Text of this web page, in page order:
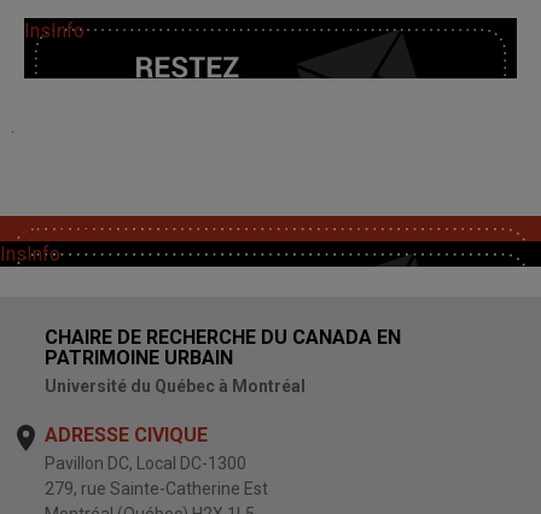
InsInfo
SoutChaire
InsInfo
CHAIRE DE RECHERCHE DU CANADA EN
PATRIMOINE URBAIN
Université du Québec à Montréal
ADRESSE CIVIQUE
Pavillon DC, Local DC-1300
279, rue Sainte-Catherine Est